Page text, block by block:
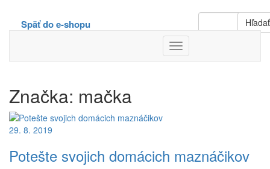
Hľadať
Späť do e-shopu
Toggle
Navigation
Značka: mačka
29. 8. 2019
Potešte svojich domácich maznáčikov